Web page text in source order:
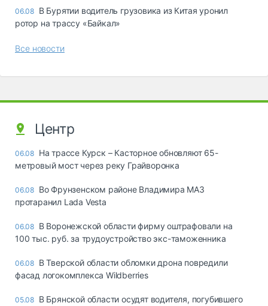
06.08 В Бурятии водитель грузовика из Китая уронил
ротор на трассу «Байкал»
Все новости
Центр
06.08 На трассе Курск – Касторное обновляют 65-
метровый мост через реку Грайворонка
06.08 Во Фрунзенском районе Владимира МАЗ
протаранил Lada Vesta
06.08 В Воронежской области фирму оштрафовали на
100 тыс. руб. за трудоустройство экс-таможенника
06.08 В Тверской области обломки дрона повредили
фасад логокомплекса Wildberries
05.08 В Брянской области осудят водителя, погубившего